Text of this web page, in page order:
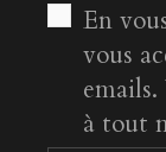
En
vous
à tout